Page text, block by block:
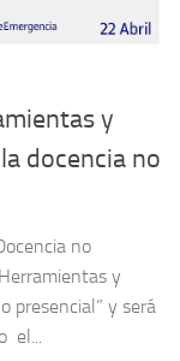
y
docencia no
no
y
presencial” y será
el...